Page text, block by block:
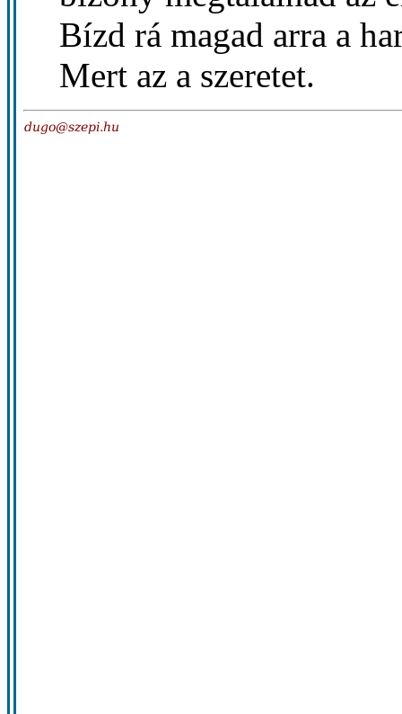
Bízd rá magad arra a
Mert az a szeretet.